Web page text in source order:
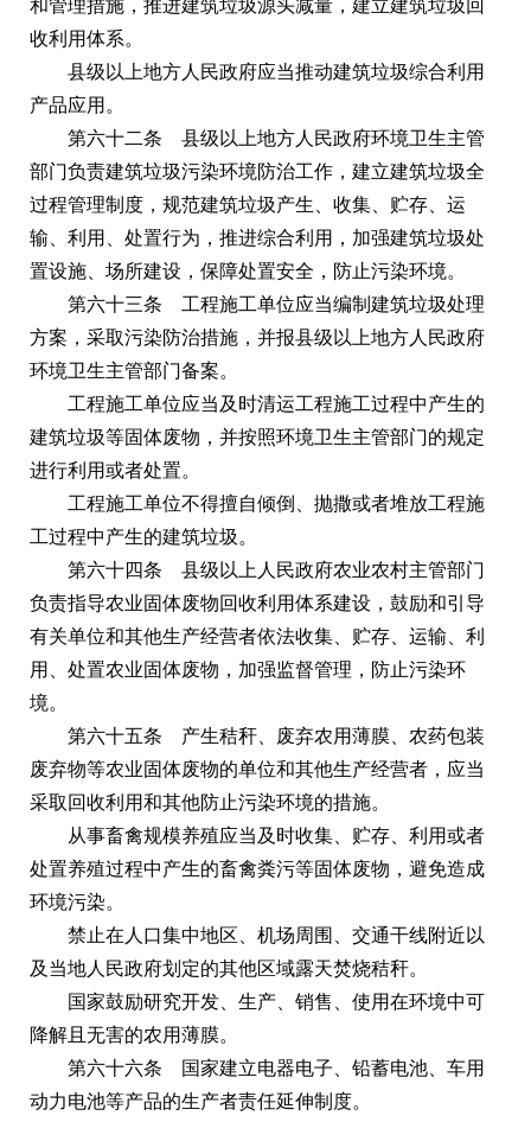
和管理措施，推进建筑垃圾源头减量，建立建筑垃圾回
收利用体系。
县级以上地方人民政府应当推动建筑垃圾综合利用
产品应用。
第六十二条 县级以上地方人民政府环境卫生主管
部门负责建筑垃圾污染环境防治工作，建立建筑垃圾全
过程管理制度，规范建筑垃圾产生、收集、贮存、运
输、利用、处置行为，推进综合利用，加强建筑垃圾处
置设施、场所建设，保障处置安全，防止污染环境。
第六十三条 工程施工单位应当编制建筑垃圾处理
方案，采取污染防治措施，并报县级以上地方人民政府
环境卫生主管部门备案。
工程施工单位应当及时清运工程施工过程中产生的
建筑垃圾等固体废物，并按照环境卫生主管部门的规定
进行利用或者处置。
工程施工单位不得擅自倾倒、抛撒或者堆放工程施
工过程中产生的建筑垃圾。
第六十四条 县级以上人民政府农业农村主管部门
负责指导农业固体废物回收利用体系建设，鼓励和引导
有关单位和其他生产经营者依法收集、贮存、运输、利
用、处置农业固体废物，加强监督管理，防止污染环
境。
第六十五条 产生秸秆、废弃农用薄膜、农药包装
废弃物等农业固体废物的单位和其他生产经营者，应当
采取回收利用和其他防止污染环境的措施。
从事畜禽规模养殖应当及时收集、贮存、利用或者
处置养殖过程中产生的畜禽粪污等固体废物，避免造成
环境污染。
禁止在人口集中地区、机场周围、交通干线附近以
及当地人民政府划定的其他区域露天焚烧秸秆。
国家鼓励研究开发、生产、销售、使用在环境中可
降解且无害的农用薄膜。
第六十六条 国家建立电器电子、铅蓄电池、车用
动力电池等产品的生产者责任延伸制度。